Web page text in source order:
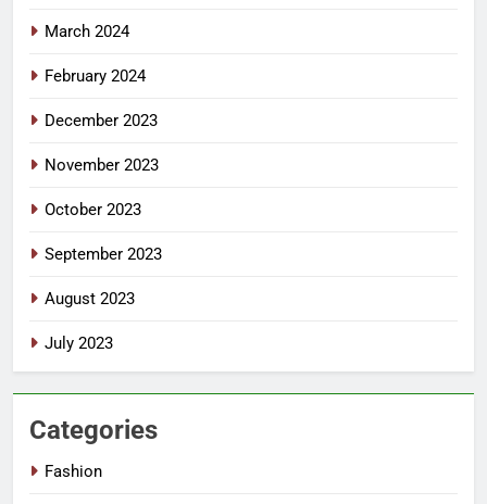
March 2024
February 2024
December 2023
November 2023
October 2023
September 2023
August 2023
July 2023
Categories
Fashion